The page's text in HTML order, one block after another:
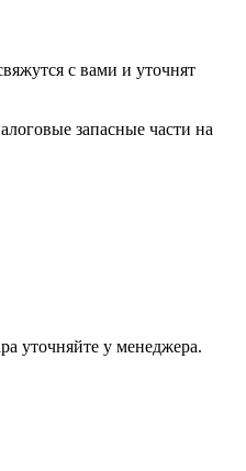
с вами и уточнят
запасные части на
уточняйте у менеджера.